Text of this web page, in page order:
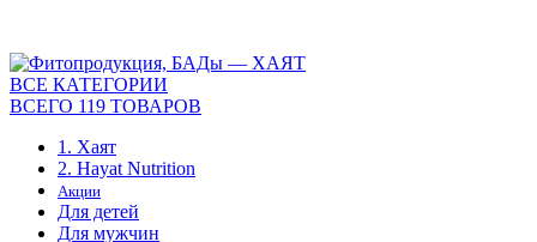
ВСЕ КАТЕГОРИИ
ВСЕГО 119 ТОВАРОВ
1. Хаят
2. Hayat Nutrition
Акции
Для детей
Для мужчин